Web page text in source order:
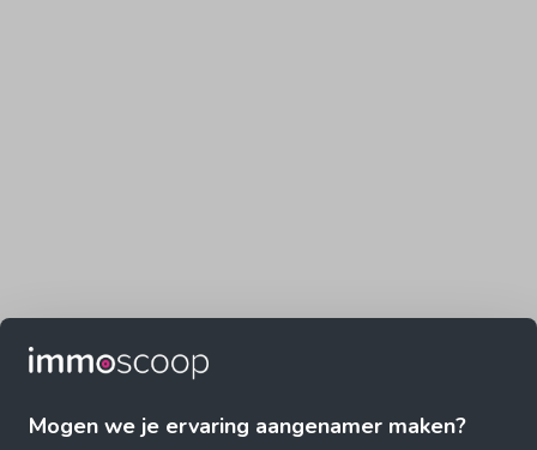
Mogen we je ervaring aangenamer maken?